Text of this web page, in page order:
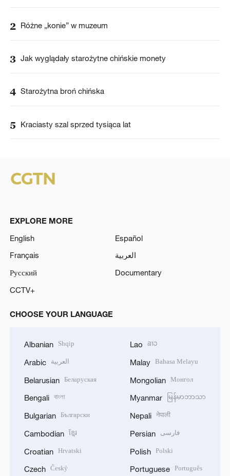
2 Różne „konie” w muzeum
3 Jak wyglądały starożytne chińskie monety
4 Starożytna broń chińska
5 Kraciasty szal sprzed tysiąca lat
EXPLORE MORE
English
Español
Français
العربية
Русский
Documentary
CCTV+
CHOOSE YOUR LANGUAGE
Albanian Shqip
Arabic العربية
Belarusian Беларуская
Bengali বাংলা
Bulgarian Български
Cambodian ខ្មែរ
Croatian Hrvatski
Czech Český
Lao ລາວ
Malay Bahasa Melayu
Mongolian Монгол
Myanmar မြန်မာဘာသာ
Nepali नेपाली
Persian فارسی
Polish Polski
Portuguese Português